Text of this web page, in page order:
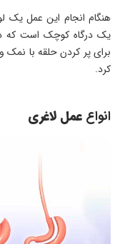
هنگام انجام این عمل یک
یک درگاه کوچک است که
برای پر کردن حلقه با نمک
کرد.
انواع عمل لاغری